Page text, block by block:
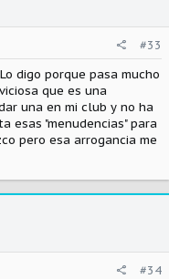
#33
digo porque pasa mucho
que es una
una en mi club y no ha
esas "menudencias" para
pero esa arrogancia me
#34